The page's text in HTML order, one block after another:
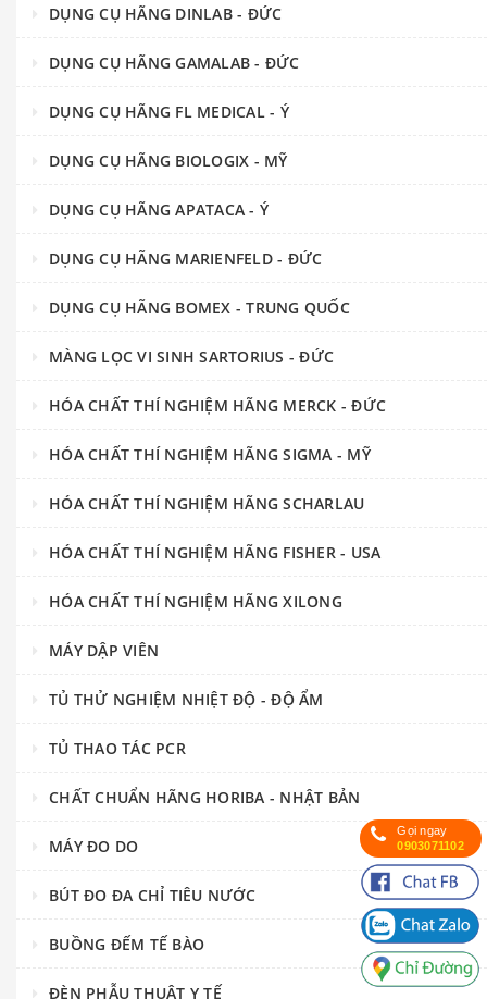
DỤNG CỤ HÃNG DINLAB - ĐỨC
DỤNG CỤ HÃNG GAMALAB - ĐỨC
DỤNG CỤ HÃNG FL MEDICAL - Ý
DỤNG CỤ HÃNG BIOLOGIX - MỸ
DỤNG CỤ HÃNG APATACA - Ý
DỤNG CỤ HÃNG MARIENFELD - ĐỨC
DỤNG CỤ HÃNG BOMEX - TRUNG QUỐC
MÀNG LỌC VI SINH SARTORIUS - ĐỨC
HÓA CHẤT THÍ NGHIỆM HÃNG MERCK - ĐỨC
HÓA CHẤT THÍ NGHIỆM HÃNG SIGMA - MỸ
HÓA CHẤT THÍ NGHIỆM HÃNG SCHARLAU
HÓA CHẤT THÍ NGHIỆM HÃNG FISHER - USA
HÓA CHẤT THÍ NGHIỆM HÃNG XILONG
MÁY DẬP VIÊN
TỦ THỬ NGHIỆM NHIỆT ĐỘ - ĐỘ ẨM
TỦ THAO TÁC PCR
CHẤT CHUẨN HÃNG HORIBA - NHẬT BẢN
MÁY ĐO DO
BÚT ĐO ĐA CHỈ TIÊU NƯỚC
BUỒNG ĐẾM TẾ BÀO
ĐÈN PHẪU THUẬT Y TẾ
Gọi ngay
0903071102